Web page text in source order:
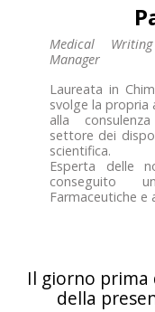
Medical
Manager
Laureata in
svolge la propria
alla
settore dei
scientifica.
Esperta delle
conseguito
Farmaceutiche
Il giorno prima
della